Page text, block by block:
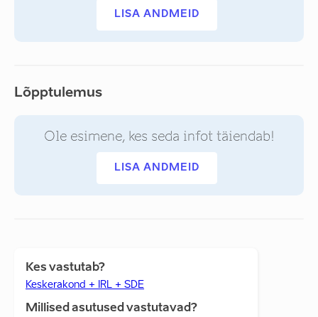
LISA ANDMEID
Lõpptulemus
Ole esimene, kes seda infot täiendab!
LISA ANDMEID
Kes vastutab?
Keskerakond + IRL + SDE
Millised asutused vastutavad?